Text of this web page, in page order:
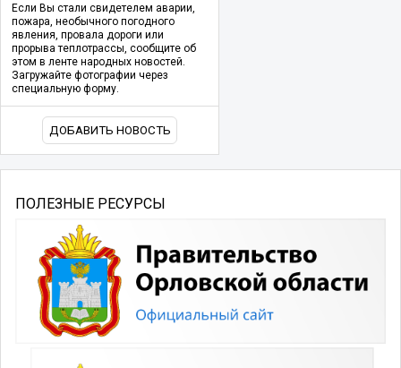
Если Вы стали свидетелем аварии,
пожара, необычного погодного
явления, провала дороги или
прорыва теплотрассы, сообщите об
этом в ленте народных новостей.
Загружайте фотографии через
специальную форму.
ДОБАВИТЬ НОВОСТЬ
ПОЛЕЗНЫЕ РЕСУРСЫ